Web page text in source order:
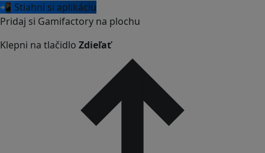
📲 Stiahni si aplikáciu
Pridaj si Gamifactory na plochu
Klepni na tlačidlo Zdieľať